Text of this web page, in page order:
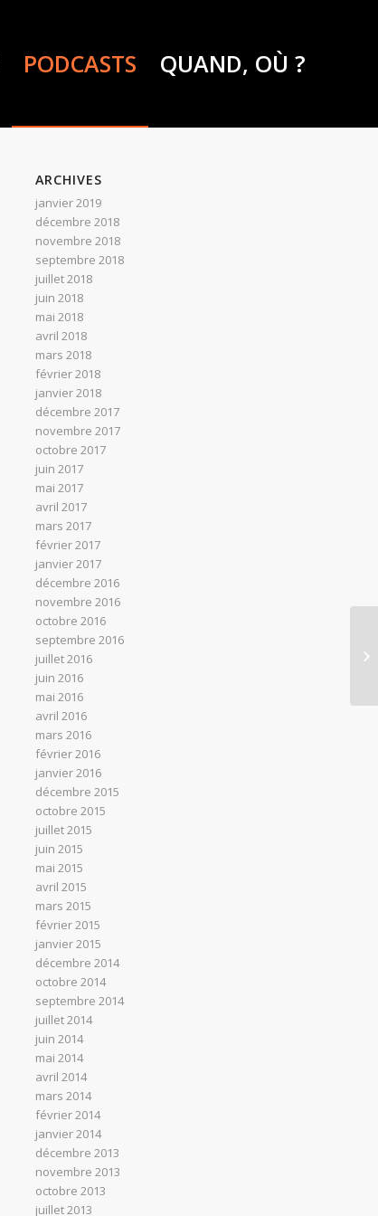
PODCASTS QUAND, OÙ ?
ARCHIVES
janvier 2019
décembre 2018
novembre 2018
septembre 2018
juillet 2018
juin 2018
mai 2018
avril 2018
mars 2018
février 2018
janvier 2018
décembre 2017
novembre 2017
octobre 2017
juin 2017
mai 2017
avril 2017
mars 2017
février 2017
janvier 2017
décembre 2016
novembre 2016
octobre 2016
septembre 2016
juillet 2016
juin 2016
mai 2016
avril 2016
mars 2016
février 2016
janvier 2016
décembre 2015
octobre 2015
juillet 2015
juin 2015
mai 2015
avril 2015
mars 2015
février 2015
janvier 2015
décembre 2014
octobre 2014
septembre 2014
juillet 2014
juin 2014
mai 2014
avril 2014
mars 2014
février 2014
janvier 2014
décembre 2013
novembre 2013
octobre 2013
juillet 2013